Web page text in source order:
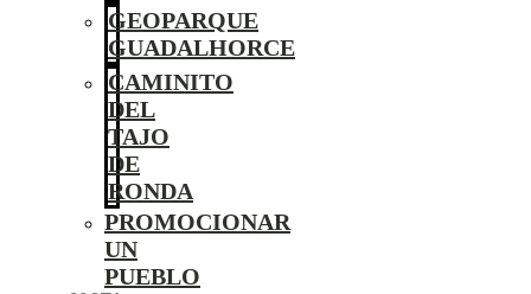
GEOPARQUE
GUADALHORCE
CAMINITO
DEL
TAJO
DE
RONDA
PROMOCIONAR
UN
PUEBLO